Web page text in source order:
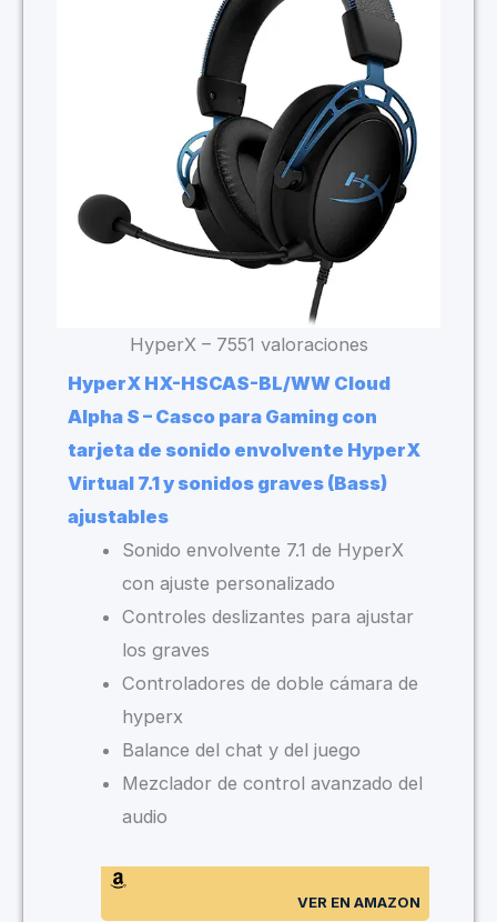
HyperX – 7551 valoraciones
HyperX HX-HSCAS-BL/WW Cloud
Alpha S – Casco para Gaming con
tarjeta de sonido envolvente HyperX
Virtual 7.1 y sonidos graves (Bass)
ajustables
Sonido envolvente 7.1 de HyperX
con ajuste personalizado
Controles deslizantes para ajustar
los graves
Controladores de doble cámara de
hyperx
Balance del chat y del juego
Mezclador de control avanzado del
audio
VER EN AMAZON